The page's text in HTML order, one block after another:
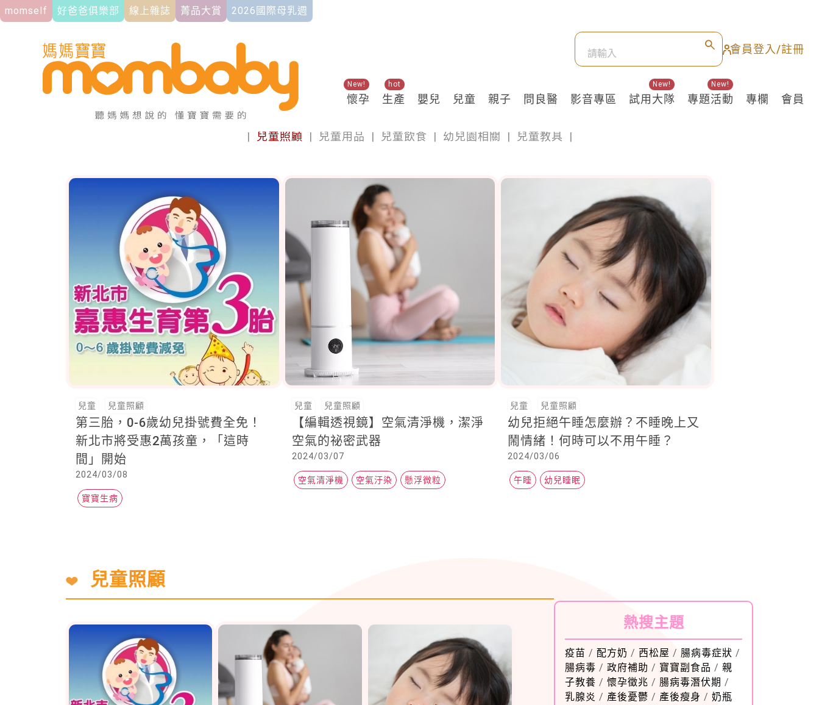
momself 好爸爸俱樂部 線上雜誌 菁品大賞 2026國際母乳週
會員登入/註冊
懷孕
New!
生產
hot
嬰兒 兒童 親子 問良醫 影音專區 試用大隊
New!
專題活動
New!
專欄 會員
兒童
| 兒童照顧 | 兒童用品 | 兒童飲食 | 幼兒園相關 | 兒童教具 |
兒童 兒童照顧
第三胎，0-6歲幼兒掛號費全免！
新北市將受惠2萬孩童，「這時
間」開始
2024/03/08
寶寶生病
兒童 兒童照顧
【編輯透視鏡】空氣清淨機，潔淨
空氣的祕密武器
2024/03/07
空氣清淨機 空氣汙染 懸浮微粒
兒童 兒童照顧
幼兒拒絕午睡怎麼辦？不睡晚上又
鬧情緒！何時可以不用午睡？
2024/03/06
午睡 幼兒睡眠
兒童照顧
熱搜主題
疫苗 / 配方奶 / 西松屋 / 腸病毒症狀 /
腸病毒 / 政府補助 / 寶寶副食品 / 親
子教養 / 懷孕徵兆 / 腸病毒潛伏期 /
乳腺炎 / 產後憂鬱 / 產後瘦身 / 奶瓶